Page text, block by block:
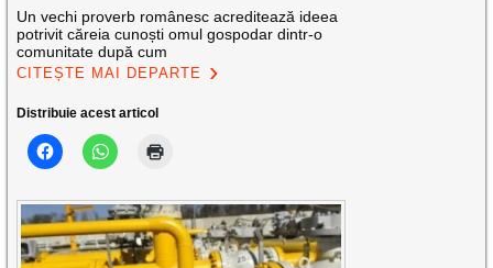
Un vechi proverb românesc acreditează ideea
potrivit căreia cunoști omul gospodar dintr-o
comunitate după cum
CITEȘTE MAI DEPARTE
Distribuie acest articol